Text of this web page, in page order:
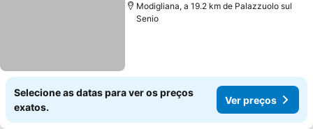
Modigliana, a 19.2 km de Palazzuolo sul
Senio
Selecione as datas para ver os preços
exatos.
Ver preços